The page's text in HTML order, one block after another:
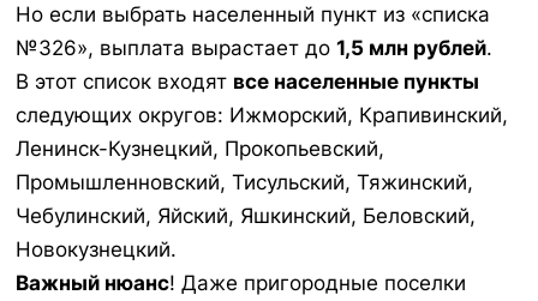
Но если выбрать населенный пункт из «списка
№326», выплата вырастает до 1,5 млн рублей.
В этот список входят все населенные пункты
следующих округов: Ижморский, Крапивинский,
Ленинск-Кузнецкий, Прокопьевский,
Промышленновский, Тисульский, Тяжинский,
Чебулинский, Яйский, Яшкинский, Беловский,
Новокузнецкий.
Важный нюанс! Даже пригородные поселки